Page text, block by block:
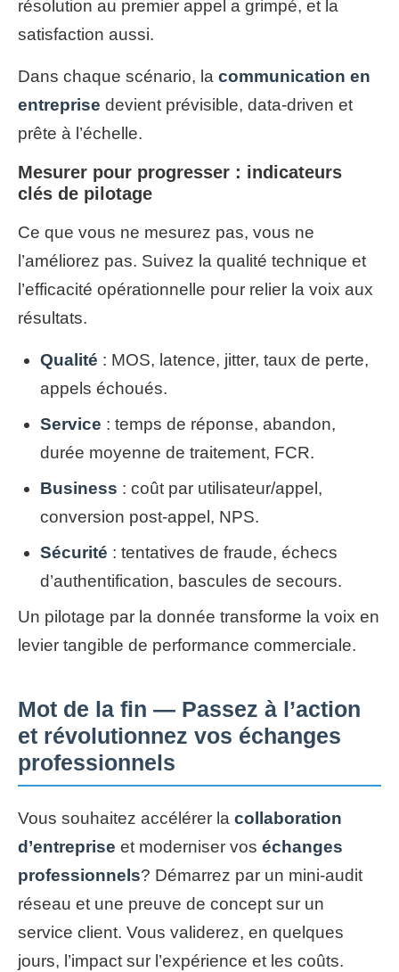
résolution au premier appel a grimpé, et la
satisfaction aussi.
Dans chaque scénario, la communication en
entreprise devient prévisible, data-driven et
prête à l’échelle.
Mesurer pour progresser : indicateurs
clés de pilotage
Ce que vous ne mesurez pas, vous ne
l’améliorez pas. Suivez la qualité technique et
l’efficacité opérationnelle pour relier la voix aux
résultats.
Qualité : MOS, latence, jitter, taux de perte,
appels échoués.
Service : temps de réponse, abandon,
durée moyenne de traitement, FCR.
Business : coût par utilisateur/appel,
conversion post‑appel, NPS.
Sécurité : tentatives de fraude, échecs
d’authentification, bascules de secours.
Un pilotage par la donnée transforme la voix en
levier tangible de performance commerciale.
Mot de la fin — Passez à l’action
et révolutionnez vos échanges
professionnels
Vous souhaitez accélérer la collaboration
d’entreprise et moderniser vos échanges
professionnels? Démarrez par un mini-audit
réseau et une preuve de concept sur un
service client. Vous validerez, en quelques
jours, l’impact sur l’expérience et les coûts.